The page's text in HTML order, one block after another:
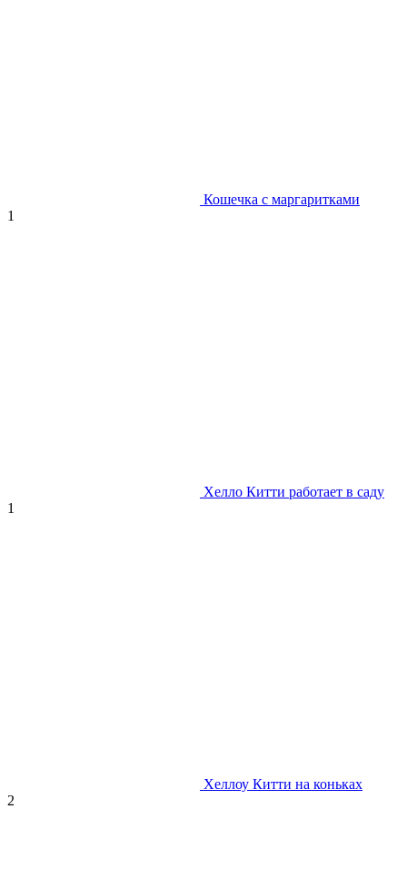
Кошечка с маргаритками
1
Хелло Китти работает в саду
1
Хеллоу Китти на коньках
2